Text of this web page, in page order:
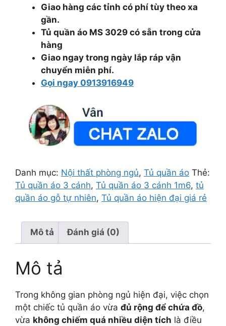
Giao hàng các tỉnh có phí tùy theo xa
gần.
Tủ quần áo MS 3029 có sẵn trong cửa
hàng
Giao ngay trong ngày lắp ráp vận
chuyển miễn phí.
Gọi ngay 0913916949
Danh mục: Nội thất phòng ngủ, Tủ quần áo Thẻ:
Tủ quần áo 3 cánh, Tủ quần áo 3 cánh 1m6, tủ
quần áo gỗ tự nhiên, Tủ quần áo hiện đại giá rẻ
Mô tả Đánh giá (0)
Mô tả
Trong không gian phòng ngủ hiện đại, việc chọn
một chiếc tủ quần áo vừa đủ rộng để chứa đồ,
vừa không chiếm quá nhiều diện tích là điều